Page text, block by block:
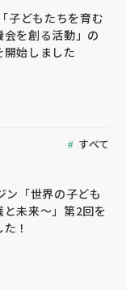
子どもたちを育む
会を創る活動」の
始しました
すべて
ン「世界の子ども
と未来～」第2回を
！